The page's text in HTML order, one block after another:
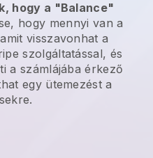
hogy a "Balance"
hogy mennyi van a
visszavonhat a
szolgáltatással, és
a számlájába érkező
egy ütemezést a